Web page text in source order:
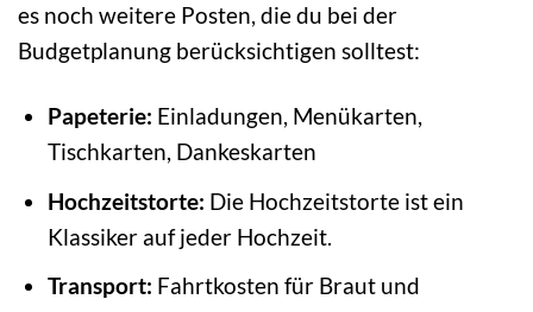
es noch weitere Posten, die du bei der
Budgetplanung berücksichtigen solltest:
Papeterie: Einladungen, Menükarten,
Tischkarten, Dankeskarten
Hochzeitstorte: Die Hochzeitstorte ist ein
Klassiker auf jeder Hochzeit.
Transport: Fahrtkosten für Braut und